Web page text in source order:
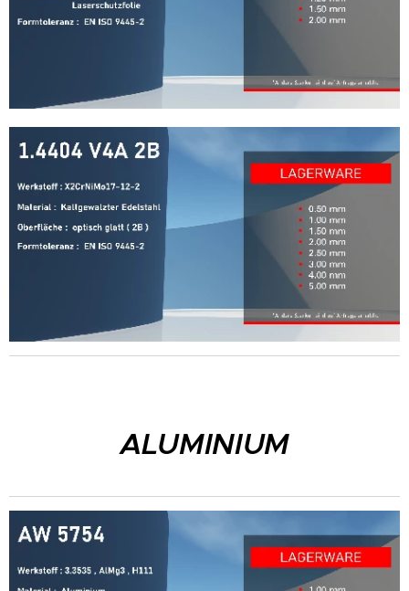
ALUMINIUM